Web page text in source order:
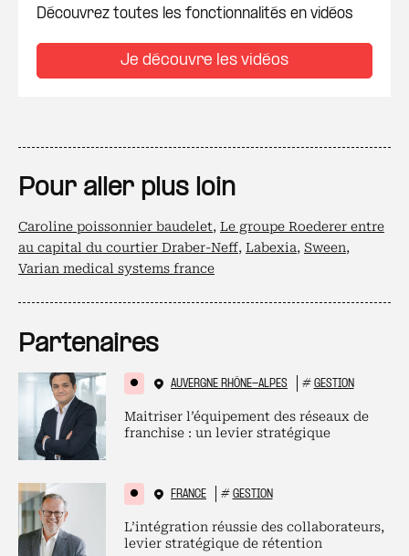
Découvrez toutes les fonctionnalités en vidéos
Je découvre les vidéos
Pour aller plus loin
Caroline poissonnier baudelet, Le groupe Roederer entre
au capital du courtier Draber-Neff, Labexia, Sween,
Varian medical systems france
Partenaires
AUVERGNE RHÔNE-ALPES # GESTION
Maitriser l’équipement des réseaux de
franchise : un levier stratégique
FRANCE # GESTION
L’intégration réussie des collaborateurs,
levier stratégique de rétention